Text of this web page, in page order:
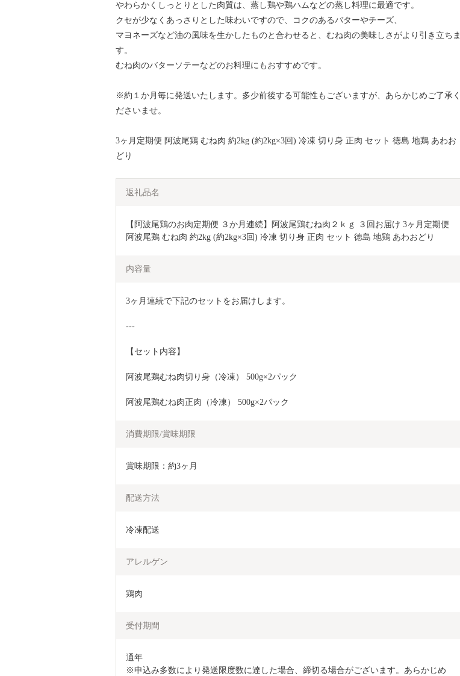
やわらかくしっとりとした肉質は、蒸し鶏や鶏ハムなどの蒸し料理に最適です。
クセが少なくあっさりとした味わいですので、コクのあるバターやチーズ、
マヨネーズなど油の風味を生かしたものと合わせると、むね肉の美味しさがより引き立ちま
す。
むね肉のバターソテーなどのお料理にもおすすめです。
※約１か月毎に発送いたします。多少前後する可能性もございますが、あらかじめご了承く
ださいませ。
3ヶ月定期便 阿波尾鶏 むね肉 約2kg (約2kg×3回) 冷凍 切り身 正肉 セット 徳島 地鶏 あわお
どり
返礼品名
【阿波尾鶏のお肉定期便 ３か月連続】阿波尾鶏むね肉２ｋｇ ３回お届け 3ヶ月定期便
阿波尾鶏 むね肉 約2kg (約2kg×3回) 冷凍 切り身 正肉 セット 徳島 地鶏 あわおどり
内容量
3ヶ月連続で下記のセットをお届けします。
---
【セット内容】
阿波尾鶏むね肉切り身（冷凍） 500g×2パック
阿波尾鶏むね肉正肉（冷凍） 500g×2パック
消費期限/賞味期限
賞味期限：約3ヶ月
配送方法
冷凍配送
アレルゲン
鶏肉
受付期間
通年
※申込み多数により発送限度数に達した場合、締切る場合がございます。あらかじめ